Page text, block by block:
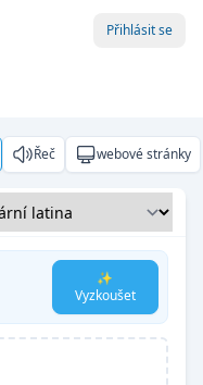
Přihlásit se
Řeč webové stránky
✨
Vyzkoušet